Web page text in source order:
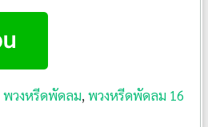
พวงหรีดพัดลม, พวงหรีดพัดลม 16